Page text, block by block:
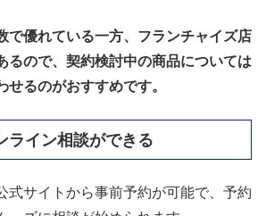
で優れている一方、フランチャイズ店
るので、契約検討中の商品については
せるのがおすすめです。
ライン相談ができる
式サイトから事前予約が可能で、予約